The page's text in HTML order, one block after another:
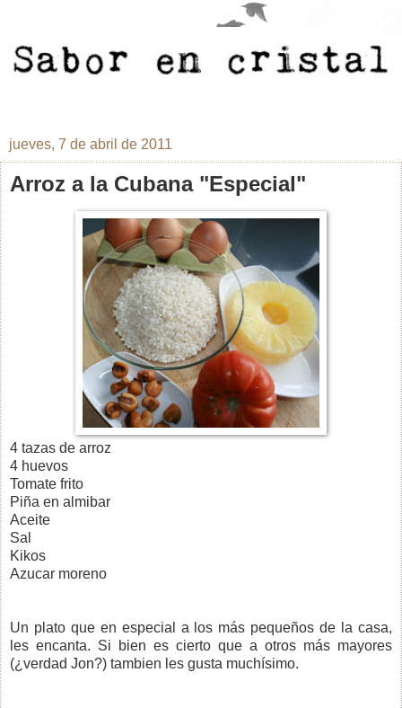
jueves, 7 de abril de 2011
Arroz a la Cubana "Especial"
4 tazas de arroz
4 huevos
Tomate frito
Piña en almibar
Aceite
Sal
Kikos
Azucar moreno
Un plato que en especial a los más pequeños de la casa,
les encanta. Si bien es cierto que a otros más mayores
(¿verdad Jon?) tambien les gusta muchísimo.